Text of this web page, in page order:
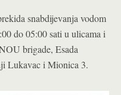
snabdijevanja vodom
do 05:00 sati u ulicama i
brigade, Esada
Lukavac i Mionica 3.